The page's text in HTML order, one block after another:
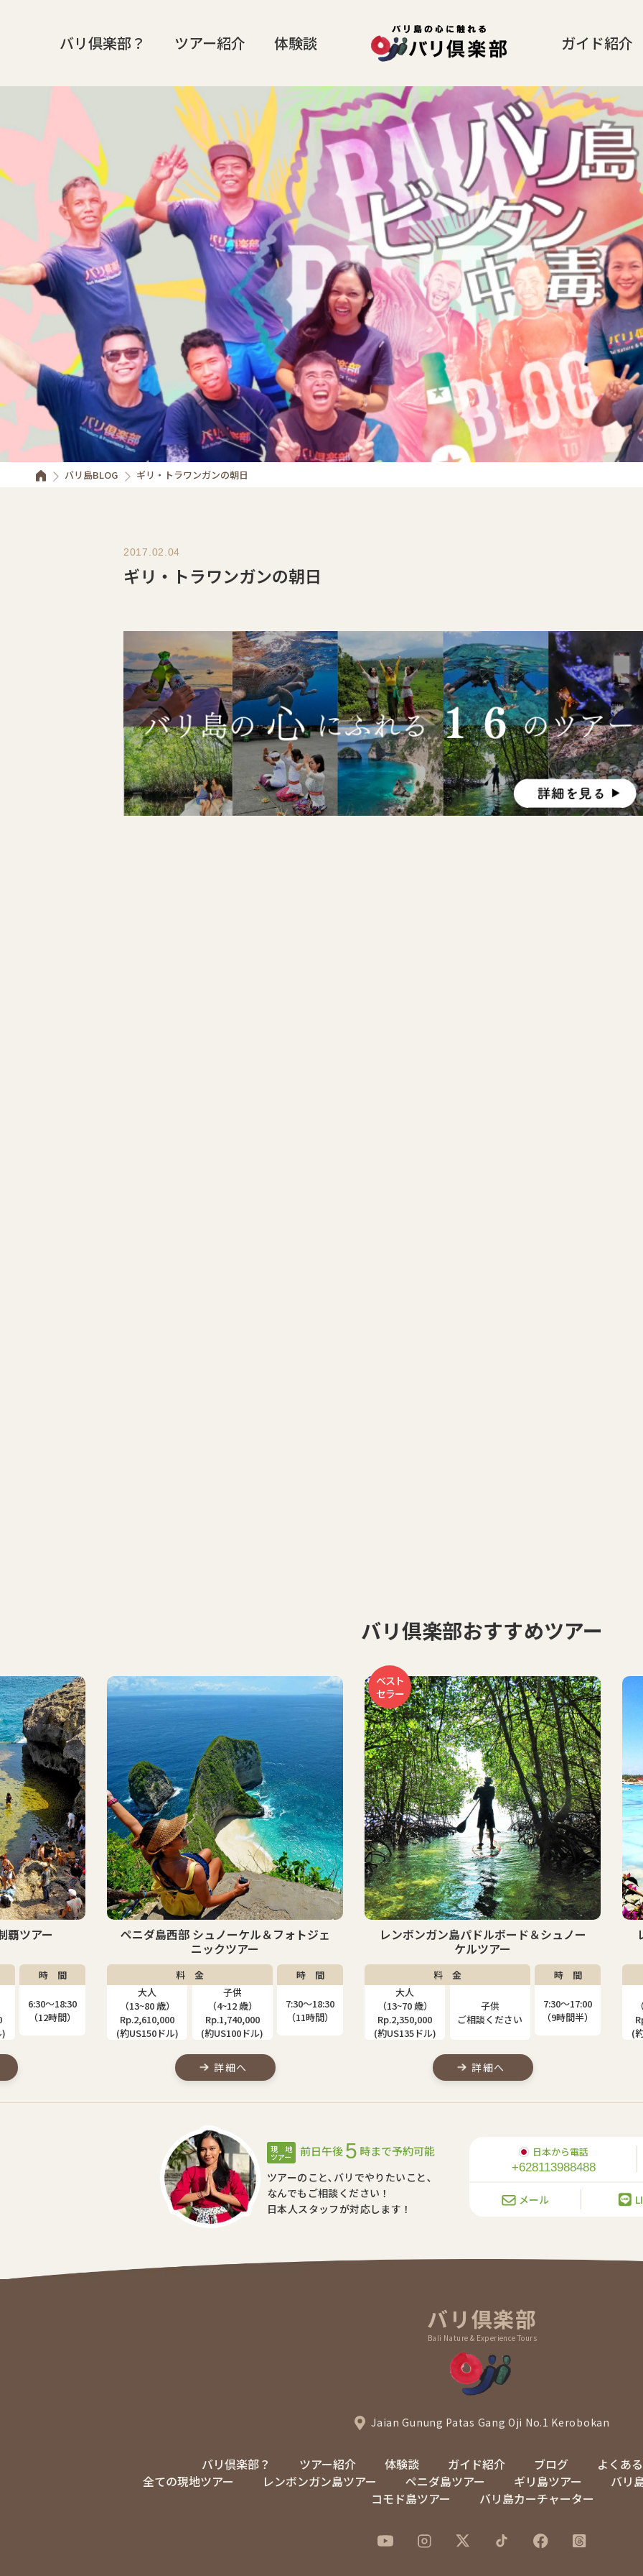
バリ倶楽部？ ツアー紹介 体験談 ガイド紹介
バリ島BLOG ギリ・トラワンガンの朝日
2017.02.04
ギリ・トラワンガンの朝日
バリ倶楽部おすすめツアー
フォトジェ
時 間
7:30〜18:30
（11時間）
ベスト
セラー
レンボンガン島パドルボード＆シュノー
ケルツアー
料 金
大人
（13~70 歳）
Rp.2,350,000
(約US135ドル)
子供
ご相談ください
時 間
7:30〜17:00
（9時間半）
詳細へ
レンボンガン島マングローブ＆シュノー
ケルツアー
料 金
大人
（13~80 歳）
Rp.2,000,000
(約US115ドル)
（4~12 歳）
Rp.1,310,000
時 間
7:30〜17:00
（9時間半）
詳細へ
(
現 地
ツアー 前日午後5 時まで予約可能
ツアーのこと､バリでやりたいこと､
なんでもご相談ください！
日本人スタッフが対応します！
日本から電話
+628113988488
メール
バリ倶楽部
Bali Nature & Experience Tours
Jaian Gunung Patas Gang Oji No.1 Kerobokan
バリ倶楽部？ ツアー紹介 体験談 ガイド紹介 ブログ
よくあ
全ての現地ツアー
レンボンガン島ツアー ペニダ島ツアー ギリ島ツアー
バリ
コモド島ツアー
バリ島カーチャーター